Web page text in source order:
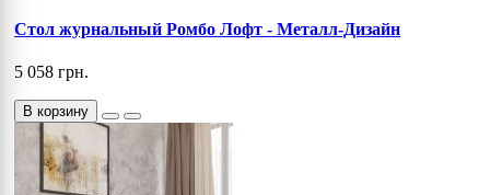
Стол журнальный Ромбо Лофт - Металл-Дизайн
5 058 грн.
В корзину